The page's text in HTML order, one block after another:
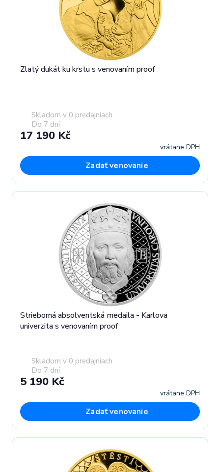
Zlatý dukát ku krstu s venovaním proof
Skladom v 0 predajniach
Do 7 dní
17 190 Kč
vrátane DPH
Zadať venovanie
Strieborná absolventská medaila - Karlova
univerzita s venovaním proof
Skladom v 0 predajniach
Do 7 dní
5 190 Kč
vrátane DPH
Zadať venovanie